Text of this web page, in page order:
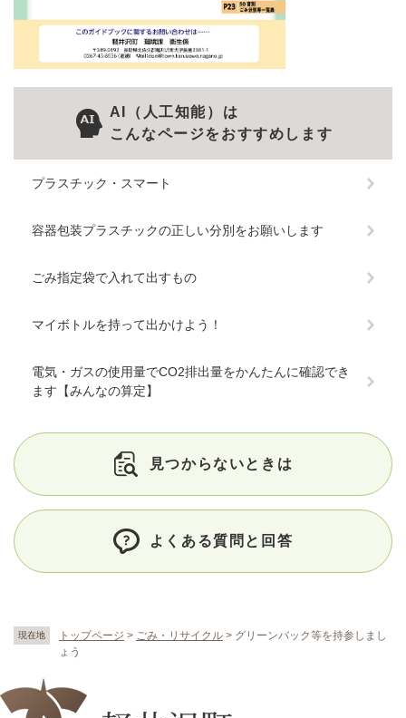
現在地 トップページ > ごみ・リサイクル > グリーンバック等を持参しまし
ょう
AI（人工知能）は
こんなページをおすすめします
プラスチック・スマート
容器包装プラスチックの正しい分別をお願いします
ごみ指定袋で入れて出すもの
マイボトルを持って出かけよう！
電気・ガスの使用量でCO2排出量をかんたんに確認でき
ます【みんなの算定】
見つからないときは
よくある質問と回答